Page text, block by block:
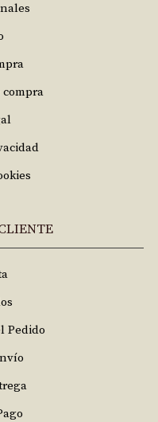
compra
Pedido